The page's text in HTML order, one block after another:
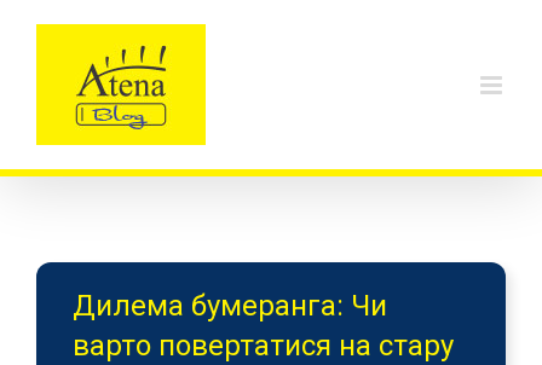
Дилема бумеранга: Чи
варто повертатися на стару